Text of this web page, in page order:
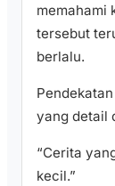
memahami
tersebut
berlalu.
yang detail
“Cerita
kecil.”